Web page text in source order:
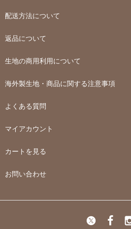
配送方法について
返品について
生地の商用利用について
海外製生地・商品に関する注意事項
よくある質問
マイアカウント
カートを見る
お問い合わせ